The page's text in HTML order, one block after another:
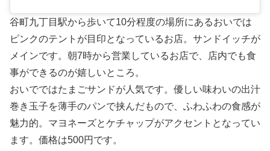
谷町九丁目駅から歩いて10分程度の場所にあるおいでは
ピンクのテントが目印となっているお店。サンドイッチが
メインです。朝7時から営業しているお店で、店内でも食
事ができるのが嬉しいところ。
おいでではたまごサンドが人気です。優しい味わいの出汁
巻き玉子を薄手のパンで挟んだもので、ふわふわの食感が
魅力的。マヨネーズとケチャップがアクセントとなってい
ます。価格は500円です。